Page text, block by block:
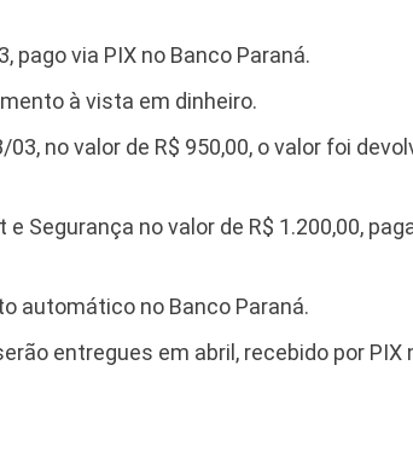
pago via PIX no Banco Paraná.
à vista em dinheiro.
no valor de R$ 950,00, o valor foi
Segurança no valor de R$ 1.200,00,
automático no Banco Paraná.
entregues em abril, recebido por PIX